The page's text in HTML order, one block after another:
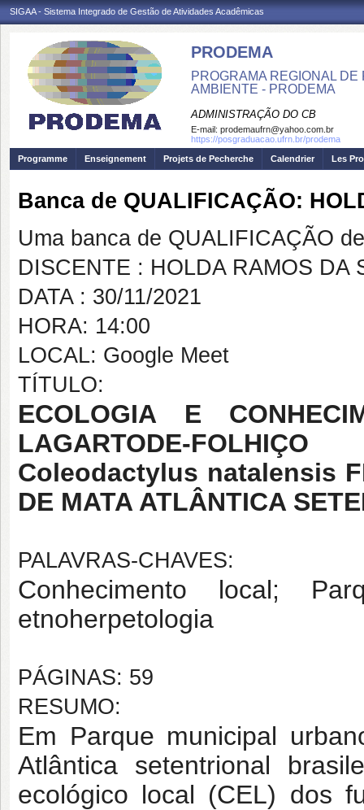
SIGAA - Sistema Integrado de Gestão de Atividades Acadêmicas
PRODEMA
PROGRAMA REGIONAL
AMBIENTE - PRODEMA
ADMINISTRAÇÃO DO CB
E-mail: prodemaufrn@yahoo.com.br
https://posgraduacao.ufrn.br/prodema
Programme
Enseignement Projets de Pecherche Calendrier Les
Banca de QUALIFICAÇÃO:
Uma banca de QUALIFICAÇÃO
DISCENTE : HOLDA RAMOS DA
DATA : 30/11/2021
HORA: 14:00
LOCAL: Google Meet
TÍTULO:
ECOLOGIA E
LAGARTODE-
Coleodactylus natalensis
DE MATA ATLÂNTICA
PALAVRAS-CHAVES:
Conhecimento local;
etnoherpetologia
PÁGINAS: 59
RESUMO:
Em Parque municipal
Atlântica setentrional
ecológico local (CEL) dos